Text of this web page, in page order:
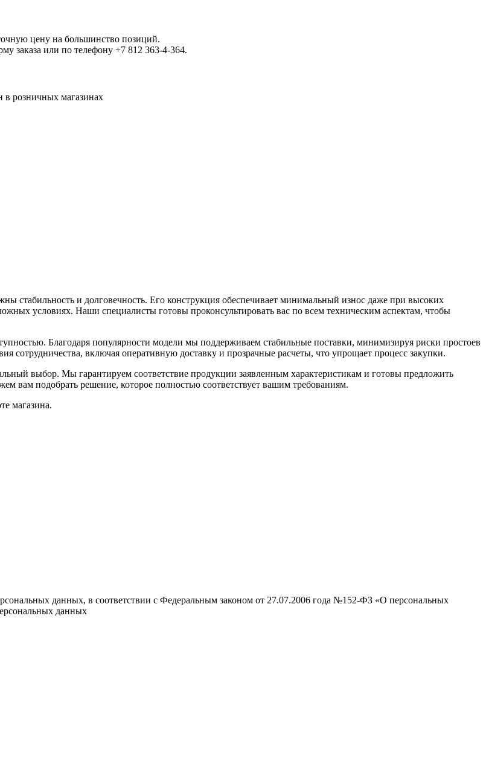
цену на большинство позиций.
заказа или по телефону +7 812 363-4-364.
в розничных магазинах
стабильность и долговечность. Его конструкция обеспечивает минимальный износ даже при высоких
условиях. Наши специалисты готовы проконсультировать вас по всем техническим аспектам, чтобы
Благодаря популярности модели мы поддерживаем стабильные поставки, минимизируя риски простоев
сотрудничества, включая оперативную доставку и прозрачные расчеты, что упрощает процесс закупки.
выбор. Мы гарантируем соответствие продукции заявленным характеристикам и готовы предложить
вам подобрать решение, которое полностью соответствует вашим требованиям.
магазина.
данных, в соответствии с Федеральным законом от 27.07.2006 года №152-ФЗ «О персональных
данных